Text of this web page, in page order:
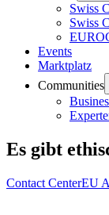
Swiss
Swiss
Events
Marktplatz
Communities
Es gibt
Contact CenterEU